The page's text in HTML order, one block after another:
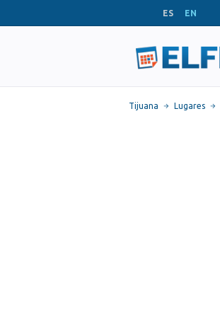
ES EN
Tijuana Lugares